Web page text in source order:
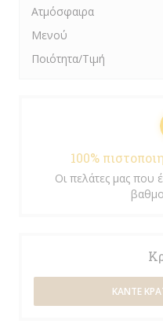
Ατμόσφαιρα
Μενού
Ποιότητα/Τιμή
100%
Οι πελάτες μας που
ΚΆΝΤΕ